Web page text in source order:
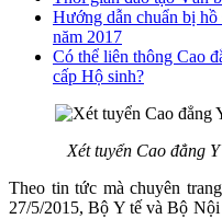
Hướng dẫn chuẩn bị
năm 2017
Có thể liên thông Cao
cấp Hộ sinh?
Xét tuyển Cao đẳng
Theo tin tức mà chuyên
27/5/2015, Bộ Y tế và Bộ